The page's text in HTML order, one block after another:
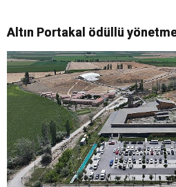
Altın Portakal ödüllü